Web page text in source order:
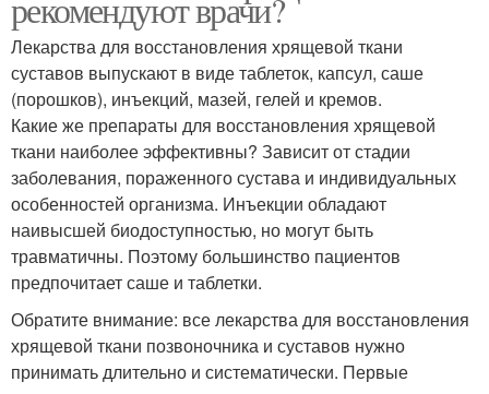
рекомендуют врачи?
Лекарства для восстановления хрящевой ткани
суставов выпускают в виде таблеток, капсул, саше
(порошков), инъекций, мазей, гелей и кремов.
Какие же препараты для восстановления хрящевой
ткани наиболее эффективны? Зависит от стадии
заболевания, пораженного сустава и индивидуальных
особенностей организма. Инъекции обладают
наивысшей биодоступностью, но могут быть
травматичны. Поэтому большинство пациентов
предпочитает саше и таблетки.
Обратите внимание: все лекарства для восстановления
хрящевой ткани позвоночника и суставов нужно
принимать длительно и систематически. Первые